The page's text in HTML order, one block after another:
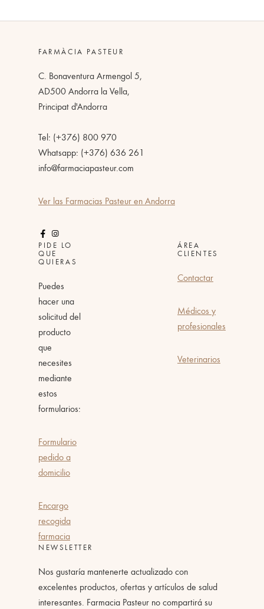
FARMÀCIA PASTEUR
C. Bonaventura Armengol 5,
AD500 Andorra la Vella,
Principat d'Andorra
Tel: (+376) 800 970
Whatsapp: (+376) 636 261
info@farmaciapasteur.com
Ver las Farmacias Pasteur en Andorra
PIDE LO
QUE
QUIERAS
Puedes
hacer una
solicitud del
producto
que
necesites
mediante
estos
formularios:
Formulario
pedido a
domicilio
Encargo
recogida
farmacia
ÁREA
CLIENTES
Contactar
Médicos y
profesionales
Veterinarios
NEWSLETTER
Nos gustaría mantenerte actualizado con
excelentes productos, ofertas y artículos de salud
interesantes. Farmacia Pasteur no compartirá su